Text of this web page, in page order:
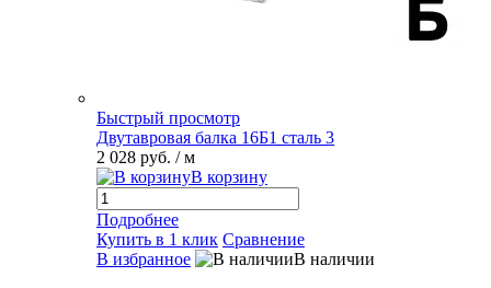
Быстрый просмотр
Двутавровая балка 16Б1 сталь 3
2 028 руб. / м
В корзину
Подробнее
Купить в 1 клик Сравнение
В избранное
В наличии